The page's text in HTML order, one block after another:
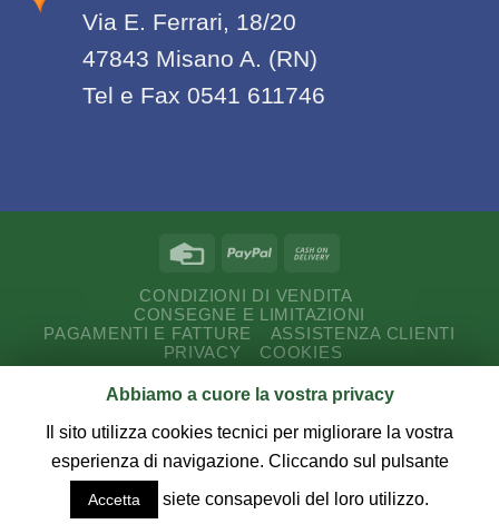
Via E. Ferrari, 18/20
47843 Misano A. (RN)
Tel e Fax 0541 611746
CONDIZIONI DI VENDITA
CONSEGNE E LIMITAZIONI
PAGAMENTI E FATTURE
ASSISTENZA CLIENTI
PRIVACY
COOKIES
Copyright 2026 © CUT Service Romagna s.a.s.
03187730407 - Via E. Ferrari, 18/20 - 47843 Misano A.
(RN) - Tel - Fax 0541 611746.
Abbiamo a cuore la vostra privacy
Il sito utilizza cookies tecnici per migliorare la vostra
esperienza di navigazione. Cliccando sul pulsante
Accetta siete consapevoli del loro utilizzo.